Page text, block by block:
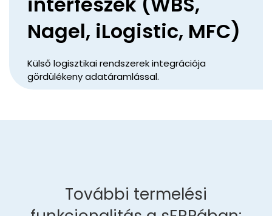
Nagel, iLogistic, MFC)
Külső logisztikai rendszerek integrációja
gördülékeny adatáramlással.
További termelési